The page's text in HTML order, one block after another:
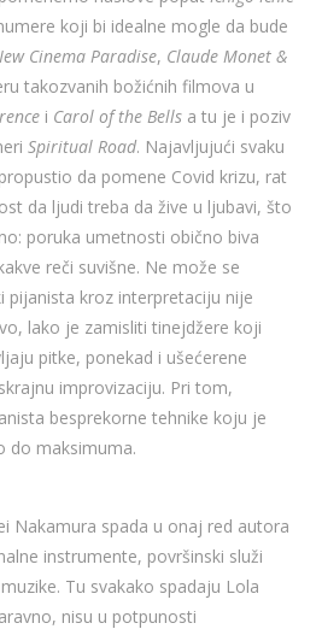
koji bi idealne mogle da bude
Cinema Paradise, Claude Monet &
takozvanih božićnih filmova u
i Carol of the Bells a tu je i poziv
Spiritual Road. Najavljujući svaku
da pomene Covid krizu, rat
da ljudi treba da žive u ljubavi, što
poruka umetnosti obično biva
reči suvišne. Ne može se
pijanista kroz interpretaciju nije
lako je zamisliti tinejdžere koji
pitke, ponekad i ušećerene
improvizaciju. Pri tom,
besprekorne tehnike koju je
do maksimuma.
Nakamura spada u onaj red autora
instrumente, površinski služi
Tu svakako spadaju Lola
nisu u potpunosti